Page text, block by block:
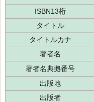
ISBN13桁
タイトル
タイトルカナ
著者名
著者名典拠番号
出版地
出版者